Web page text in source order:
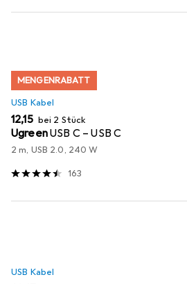
MENGENRABATT
USB Kabel
EUR
12,15 bei 2 Stück
UgreenUSB C – USB C
2 m, USB 2.0, 240 W
163
USB Kabel